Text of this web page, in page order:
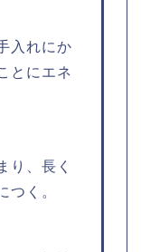
入れにか
とにエネ
、長く
つく。